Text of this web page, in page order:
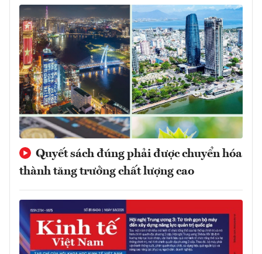
Quyết sách đúng phải được chuyển hóa
thành tăng trưởng chất lượng cao